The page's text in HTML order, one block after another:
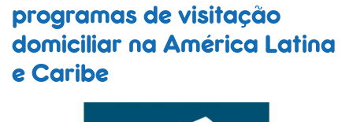
programas de visitação
domiciliar na América Latina
e Caribe